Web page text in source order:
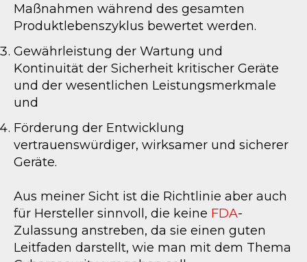
Maßnahmen während des gesamten
Produktlebenszyklus bewertet werden.
Gewährleistung der Wartung und
Kontinuität der Sicherheit kritischer Geräte
und der wesentlichen Leistungsmerkmale
und
Förderung der Entwicklung
vertrauenswürdiger, wirksamer und sicherer
Geräte.
Aus meiner Sicht ist die Richtlinie aber auch
für Hersteller sinnvoll, die keine FDA-
Zulassung anstreben, da sie einen guten
Leitfaden darstellt, wie man mit dem Thema